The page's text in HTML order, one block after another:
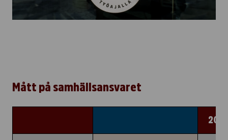
Mått på samhällsansvaret